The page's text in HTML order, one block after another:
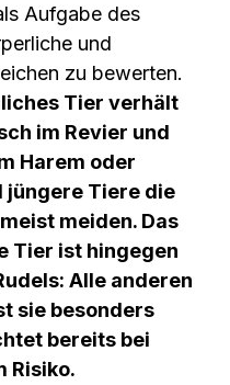
Aufgabe des
und
zu bewerten.
Tier verhält
im Revier und
Harem oder
Tiere die
meiden. Das
Tier ist hingegen
Alle anderen
sie besonders
bereits bei
Risiko.